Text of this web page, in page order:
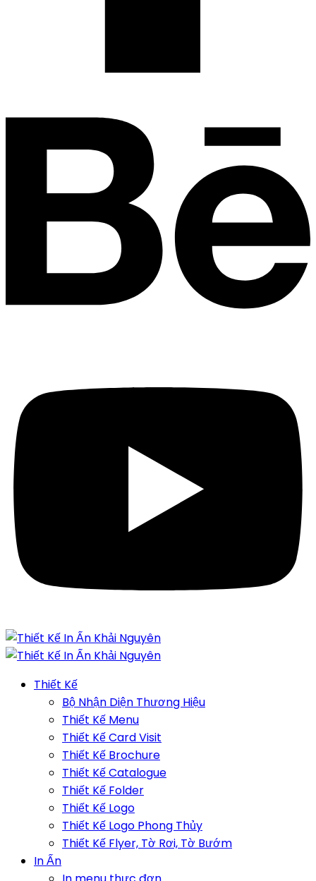
Thiết Kế
Bộ Nhận Diện Thương Hiệu
Thiết Kế Menu
Thiết Kế Card Visit
Thiết Kế Brochure
Thiết Kế Catalogue
Thiết Kế Folder
Thiết Kế Logo
Thiết Kế Logo Phong Thủy
Thiết Kế Flyer, Tờ Rơi, Tờ Bướm
In Ấn